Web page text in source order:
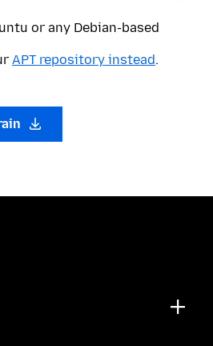
or any Debian-based
APT repository instead.